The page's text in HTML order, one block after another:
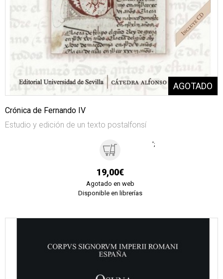
Crónica de Fernando IV
Estudio y edición de un texto postalfonsí
19,00€
Agotado en web
Disponible en librerías
';